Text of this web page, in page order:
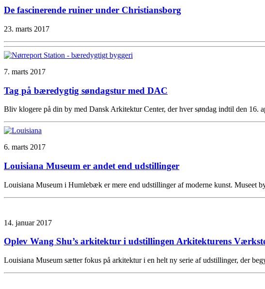
De fascinerende ruiner under Christiansborg
23. marts 2017
7. marts 2017
Tag på bæredygtig søndagstur med DAC
Bliv klogere på din by med Dansk Arkitektur Center, der hver søndag indtil den 16.
6. marts 2017
Louisiana Museum er andet end udstillinger
Louisiana Museum i Humlebæk er mere end udstillinger af moderne kunst. Museet
14. januar 2017
Oplev Wang Shu’s arkitektur i udstillingen Arkitekturens
Louisiana Museum sætter fokus på arkitektur i en helt ny serie af udstillinger, der